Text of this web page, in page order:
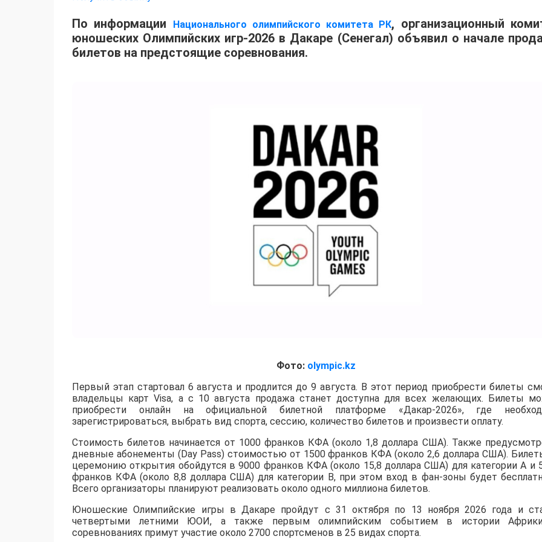
По информации Национального олимпийского комитета РК, организационный
юношеских Олимпийских игр-2026 в Дакаре (Сенегал) объявил о начале
билетов на предстоящие соревнования.
Фото: olympic.kz
Первый этап стартовал 6 августа и продлится до 9 августа. В этот период приобрести билеты
владельцы карт Visa, а с 10 августа продажа станет доступна для всех желающих. Билеты
приобрести онлайн на официальной билетной платформе «Дакар-2026», где
зарегистрироваться, выбрать вид спорта, сессию, количество билетов и произвести оплату.
Стоимость билетов начинается от 1000 франков КФА (около 1,8 доллара США). Также
дневные абонементы (Day Pass) стоимостью от 1500 франков КФА (около 2,6 доллара США).
церемонию открытия обойдутся в 9000 франков КФА (около 15,8 доллара США) для категории A и
франков КФА (около 8,8 доллара США) для категории B, при этом вход в фан-зоны будет
Всего организаторы планируют реализовать около одного миллиона билетов.
Юношеские Олимпийские игры в Дакаре пройдут с 31 октября по 13 ноября 2026 года и
четвертыми летними ЮОИ, а также первым олимпийским событием в истории
соревнованиях примут участие около 2700 спортсменов в 25 видах спорта.